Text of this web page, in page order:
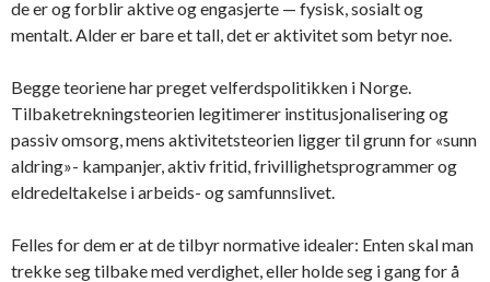
de er og forblir aktive og engasjerte — fysisk, sosialt og
mentalt. Alder er bare et tall, det er aktivitet som betyr noe.
Begge teoriene har preget velferdspolitikken i Norge.
Tilbaketrekningsteorien legitimerer institusjonalisering og
passiv omsorg, mens aktivitetsteorien ligger til grunn for «sunn
aldring»- kampanjer, aktiv fritid, frivillighetsprogrammer og
eldredeltakelse i arbeids- og samfunnslivet.
Felles for dem er at de tilbyr normative idealer: Enten skal man
trekke seg tilbake med verdighet, eller holde seg i gang for å